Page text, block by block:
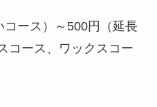
ース）～500円（延長
コース、ワックスコー